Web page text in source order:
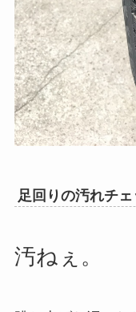
足回りの汚れチェ
汚ねぇ。